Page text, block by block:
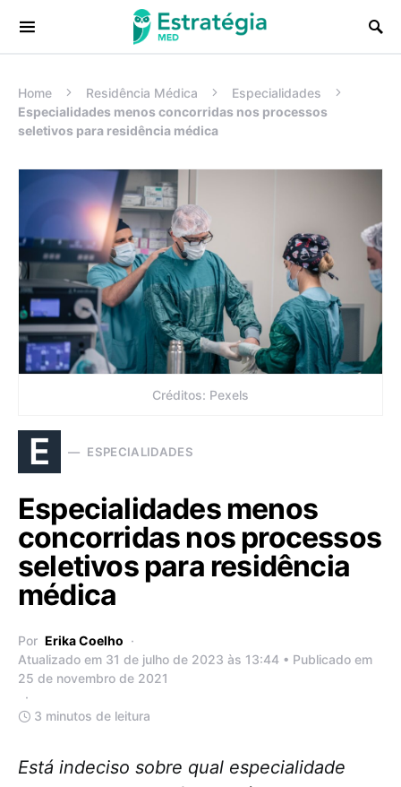
Procurar:
Home Residência Médica
Especialidades
Especialidades menos concorridas nos processos
seletivos para residência médica
Créditos: Pexels
E ESPECIALIDADES
Especialidades menos
concorridas nos processos
seletivos para residência
médica
Por Erika Coelho
Atualizado em 31 de julho de 2023 às 13:44 • Publicado em
25 de novembro de 2021
3 minutos de leitura
Está indeciso sobre qual especialidade